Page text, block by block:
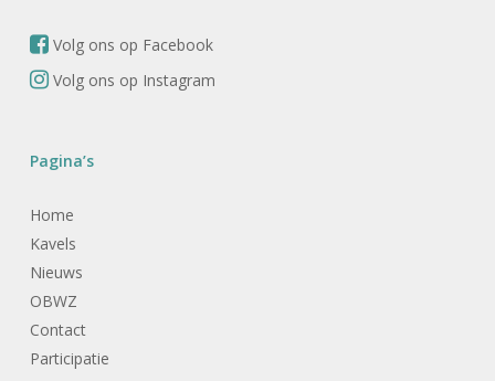
Volg ons op Facebook
Volg ons op Instagram
Pagina’s
Home
Kavels
Nieuws
OBWZ
Contact
Participatie